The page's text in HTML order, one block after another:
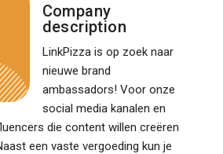
Company
description
LinkPizza is op zoek naar
nieuwe brand
ambassadors! Voor onze
social media kanalen en
die content willen creëren
een vaste vergoeding kun je